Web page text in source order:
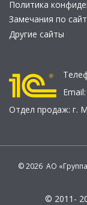
Политика
Замечания по
Другие сайты
Email:
Отдел продаж: г.
© 2026 АО
© 2011-